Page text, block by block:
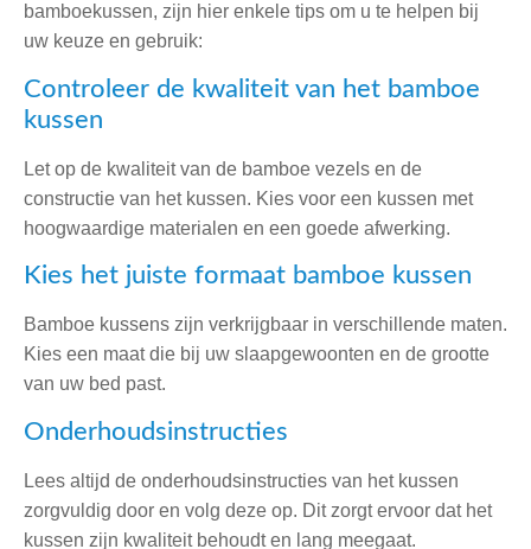
bamboekussen, zijn hier enkele tips om u te helpen bij
uw keuze en gebruik:
Controleer de kwaliteit van het bamboe
kussen
Let op de kwaliteit van de bamboe vezels en de
constructie van het kussen. Kies voor een kussen met
hoogwaardige materialen en een goede afwerking.
Kies het juiste formaat bamboe kussen
Bamboe kussens zijn verkrijgbaar in verschillende maten.
Kies een maat die bij uw slaapgewoonten en de grootte
van uw bed past.
Onderhoudsinstructies
Lees altijd de onderhoudsinstructies van het kussen
zorgvuldig door en volg deze op. Dit zorgt ervoor dat het
kussen zijn kwaliteit behoudt en lang meegaat.